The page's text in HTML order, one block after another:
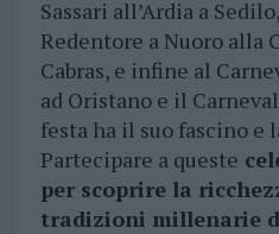
Sassari all’Ardia a
Redentore a Nuoro alla
Cabras, e infine al
ad Oristano e il
festa ha il suo fascino e
Partecipare a queste
per scoprire la
tradizioni millenarie